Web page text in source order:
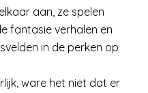
aan, ze spelen
fantasie verhalen en
in de perken op
ware het niet dat er